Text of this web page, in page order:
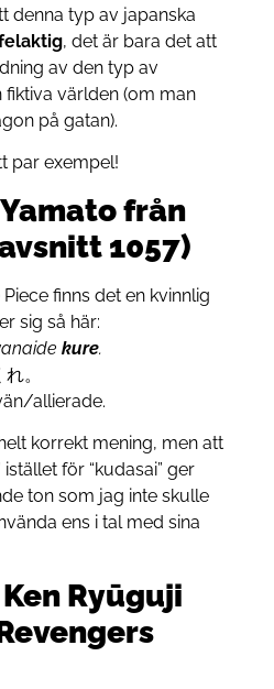
denna typ av japanska
, det är bara det att
av den typ av
världen (om man
på gatan).
par exempel!
från
1057)
finns det en kvinnlig
sig så här:
kure.
。
allierade.
korrekt mening, men att
för “kudasai” ger
ton som jag inte skulle
ens i tal med sina
Ryūguji